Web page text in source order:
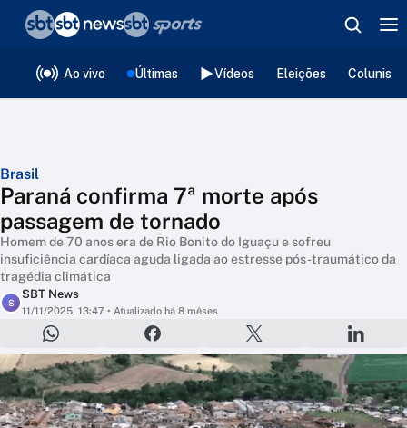
Ao vivo Últimas Vídeos Eleições
Brasil
Paraná confirma 7ª morte após
passagem de tornado
Homem de 70 anos era de Rio Bonito do Iguaçu e sofreu
insuficiência cardíaca aguda ligada ao estresse pós-traumático da
tragédia climática
S
SBT News
11/11/2025, 13:47 • Atualizado há 8 mêses
❮voltar
Editorias